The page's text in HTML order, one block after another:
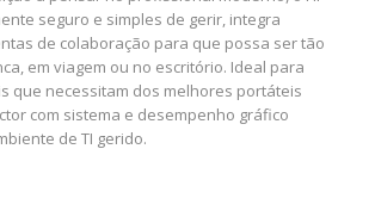
seguro e simples de gerir, integra
de colaboração para que possa ser tão
em viagem ou no escritório. Ideal para
que necessitam dos melhores portáteis
com sistema e desempenho gráfico
de TI gerido.